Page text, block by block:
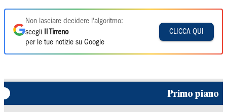
Non lasciare decidere l'algoritmo:
scegli
Il Tirreno
per le tue notizie su Google
CLICCA QUI
Primo piano